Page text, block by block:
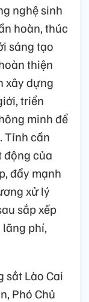
nghệ sinh
hoàn, thúc
sáng tạo
thiện
xây dựng
triển
minh để
Tỉnh cần
động của
đẩy mạnh
xử lý
sắp xếp
phí,
sắt Lào Cai
Phó Chủ